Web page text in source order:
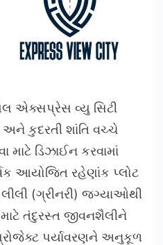
એક્સપ્રેસ વ્યુ સિટી
કુદરતી શાંતિ વચ્ચે
માટે ડિઝાઈન કરવામાં
આયોજિત રહેણાંક પ્લોટ
(ગ્રીનરી) જગ્યાઓથી
તંદુરસ્ત જીવનશૈલીને
પર્યાવરણને અનુકૂળ